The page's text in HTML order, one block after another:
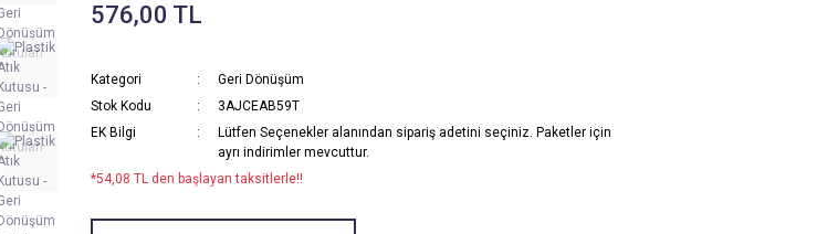
576,00 TL
Kategori
Geri Dönüşüm
Stok Kodu
3AJCEAB59T
EK Bilgi
Lütfen Seçenekler alanından sipariş adetini seçiniz. Paketler için
ayrı indirimler mevcuttur.
*54,08 TL den başlayan taksitlerle!!